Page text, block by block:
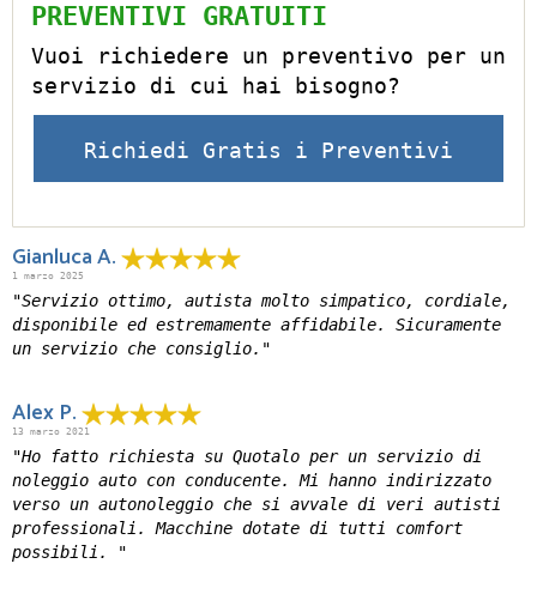
PREVENTIVI GRATUITI
Vuoi richiedere un preventivo per un
servizio di cui hai bisogno?
Richiedi Gratis i Preventivi
Gianluca A.
1 marzo 2025
"Servizio ottimo, autista molto simpatico, cordiale,
disponibile ed estremamente affidabile. Sicuramente
un servizio che consiglio."
Alex P.
13 marzo 2021
"Ho fatto richiesta su Quotalo per un servizio di
noleggio auto con conducente. Mi hanno indirizzato
verso un autonoleggio che si avvale di veri autisti
professionali. Macchine dotate di tutti comfort
possibili. "